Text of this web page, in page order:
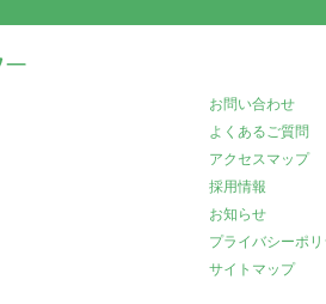
お問い合わせ
よくあるご質問
アクセスマップ
採用情報
お知らせ
プライバシーポ
サイトマップ